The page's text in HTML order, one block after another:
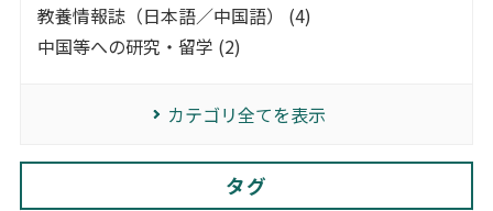
教養情報誌（日本語／中国語） (4)
中国等への研究・留学 (2)
カテゴリ全てを表示
タグ